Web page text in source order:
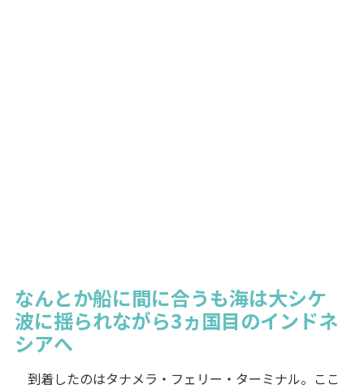
なんとか船に間に合うも海は大シケ
波に揺られながら3ヵ国目のインドネ
シアへ
到着したのはタナメラ・フェリー・ターミナル。ここ